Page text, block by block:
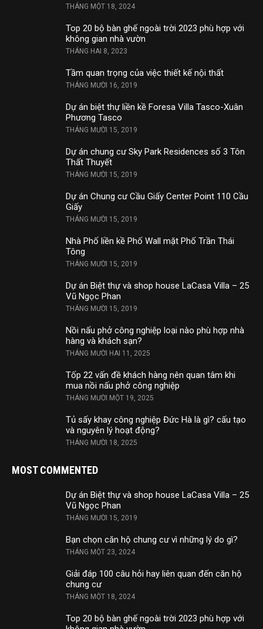
THÁNG MỘT 18, 2024
Top 20 bộ bàn ghế ngoài trời 2023 phù hợp với
không gian nhà vườn
THÁNG HAI 8, 2023
Tầm quan trọng của việc thiết kế nội thất
THÁNG MƯỜI 16, 2019
Dự án biệt thự liền kề Foresa Villa Tasco-Xuân
Phương Tasco
THÁNG MƯỜI 15, 2019
Dự án chung cư Sky Park Residences số 3 Tôn
Thất Thuyết
THÁNG MƯỜI 15, 2019
Dự án Chung cư Cầu Giấy Center Point 110 Cầu
Giấy
THÁNG MƯỜI 15, 2019
Nhà Phố liền kề Phố Wall mặt Phố Trần Thái
Tông
THÁNG MƯỜI 15, 2019
Dự án Biệt thự và shop house LaCasa Villa – 25
Vũ Ngọc Phan
THÁNG MƯỜI 15, 2019
Nồi nấu phở công nghiệp loại nào phù hợp nhà
hàng và khách sạn?
THÁNG MƯỜI HAI 11, 2025
Tốp 22 vấn đề khách hàng nên quan tâm khi
mua nồi nấu phở công nghiệp
THÁNG MƯỜI MỘT 19, 2025
Tủ sấy khay công nghiệp Đức Hà là gì? cấu tạo
và nguyên lý hoạt động?
THÁNG MƯỜI 18, 2025
MOST COMMENTED
Dự án Biệt thự và shop house LaCasa Villa – 25
Vũ Ngọc Phan
THÁNG MƯỜI 15, 2019
Bạn chọn căn hộ chung cư vì những lý do gì?
THÁNG MỘT 23, 2024
Giải đáp 100 câu hỏi hay liên quan đến căn hộ
chung cư
THÁNG MỘT 18, 2024
Top 20 bộ bàn ghế ngoài trời 2023 phù hợp với